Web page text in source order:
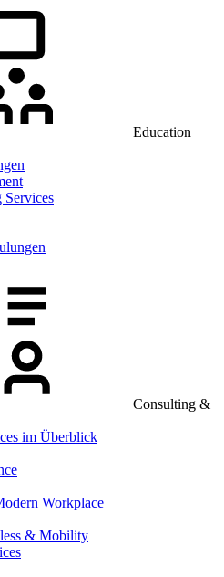
Education
Services
Consulting &
im Überblick
Workplace
& Mobility